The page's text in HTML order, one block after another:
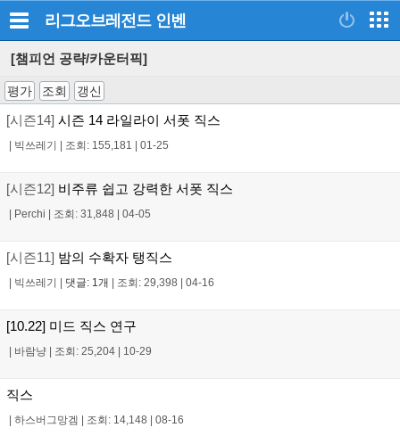
리그오브레전드 인벤
[챔피언 공략/카운터픽]
평가 조회 갱신
[시즌14] 시즌 14 라일라이 서폿 직스
빅쓰레기 조회: 155,181 01-25
[시즌12] 비주류 쉽고 강력한 서폿 직스
Perchi 조회: 31,848 04-05
[시즌11] 밤의 수확자 탱직스
빅쓰레기 댓글: 1개 조회: 29,398 04-16
[10.22] 미드 직스 연구
바람냥 조회: 25,204 10-29
직스
하스버그망겜 조회: 14,148 08-16